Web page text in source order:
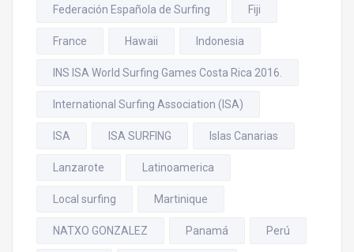
Federación Española de Surfing Fiji
France Hawaii Indonesia
INS ISA World Surfing Games Costa Rica 2016.
International Surfing Association (ISA)
ISA ISA SURFING Islas Canarias
Lanzarote Latinoamerica
Local surfing Martinique
NATXO GONZALEZ Panamá Perú